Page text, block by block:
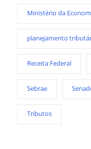
Ministério da
planejamento
Receita Federal
Sebrae
Tributos